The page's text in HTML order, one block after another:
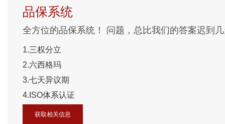
品保系统
全方位的品保系统！ 问题，总比我们的答案迟到
1.三权分立
2.六西格玛
3.七天异议期
4.ISO体系认证
获取相关信息